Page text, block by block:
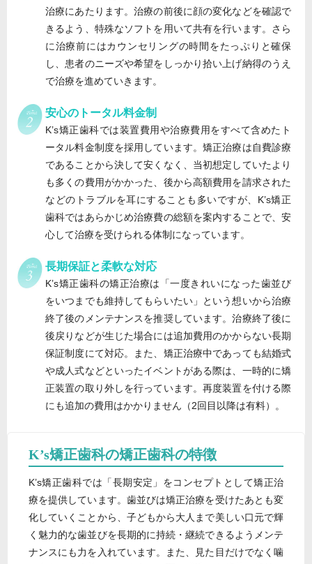
治療にあたります。治療の前後に顔の変化などを確認で
きるよう、特殊なソフトを用いて共有を行います。さら
に治療前にはカウンセリングの時間をたっぷりと確保
し、患者のニーズや希望をしっかり拾い上げ納得のうえ
で治療を進めていきます。
安心のトータル料金制
K’s矯正歯科では装置費用や治療費用をすべて含めたト
ータル料金制度を採用しています。矯正治療は自費診療
であることから決して安くなく、当初想定していたより
も多くの費用がかかった、後から高額費用を請求された
などのトラブルを耳にすることも多いですが、K’s矯正
歯科ではあらかじめ治療費の総額を案内することで、安
心して治療を受けられる体制になっています。
長期保証と柔軟な対応
K’s矯正歯科の矯正治療は「一度きれいになった歯並び
をいつまでも維持してもらいたい」という想いから治療
終了後のメンテナンスを推奨しています。治療終了後に
後戻りなどが生じた場合には追加費用のかからない長期
保証制度にて対応。また、矯正治療中であっても結婚式
や成人式などといったイベントがある際は、一時的に矯
正装置の取り外しを行っています。再度装置を付ける際
にも追加の費用はかかりません（2回目以降は有料）。
K’s矯正歯科の矯正歯科の特徴
K’s矯正歯科では「長期安定」をコンセプトとして矯正治
療を提供しています。歯並びは矯正治療を受けたあとも変
化していくことから、子どもから大人まで美しい口元で輝
く魅力的な歯並びを長期的に持続・継続できるようメンテ
ナンスにも力を入れています。また、見た目だけでなく噛